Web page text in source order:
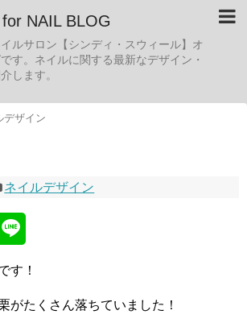
NAIL BLOG
ルサロン【シンディ・スウィール】オ
す。ネイルに関する最新なデザイン・
します。
デザイン
ネイルデザイン
す！
がたくさん落ちていました！